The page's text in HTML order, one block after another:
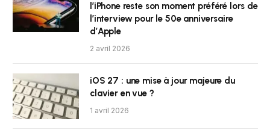
l’iPhone reste son moment préféré lors de
l’interview pour le 50e anniversaire
d’Apple
2 avril 2026
iOS 27 : une mise à jour majeure du
clavier en vue ?
1 avril 2026